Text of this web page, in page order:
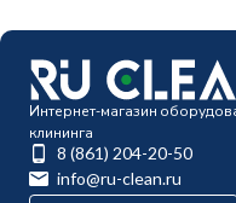
Интернет-магазин
клининга
8 (861) 204-20-50
info@ru-clean.ru